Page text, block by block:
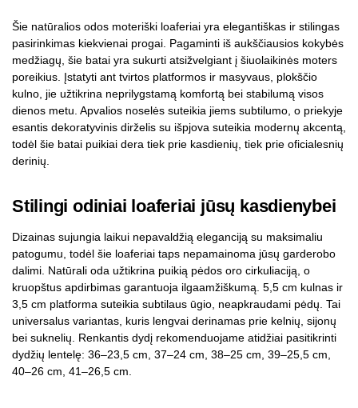
Šie natūralios odos moteriški loaferiai yra elegantiškas ir stilingas
pasirinkimas kiekvienai progai. Pagaminti iš aukščiausios kokybės
medžiagų, šie batai yra sukurti atsižvelgiant į šiuolaikinės moters
poreikius. Įstatyti ant tvirtos platformos ir masyvaus, plokščio
kulno, jie užtikrina neprilygstamą komfortą bei stabilumą visos
dienos metu. Apvalios noselės suteikia jiems subtilumo, o priekyje
esantis dekoratyvinis dirželis su išpjova suteikia modernų akcentą,
todėl šie batai puikiai dera tiek prie kasdienių, tiek prie oficialesnių
derinių.
Stilingi odiniai loaferiai jūsų kasdienybei
Dizainas sujungia laikui nepavaldžią eleganciją su maksimaliu
patogumu, todėl šie loaferiai taps nepamainoma jūsų garderobo
dalimi. Natūrali oda užtikrina puikią pėdos oro cirkuliaciją, o
kruopštus apdirbimas garantuoja ilgaamžiškumą. 5,5 cm kulnas ir
3,5 cm platforma suteikia subtilaus ūgio, neapkraudami pėdų. Tai
universalus variantas, kuris lengvai derinamas prie kelnių, sijonų
bei suknelių. Renkantis dydį rekomenduojame atidžiai pasitikrinti
dydžių lentelę: 36–23,5 cm, 37–24 cm, 38–25 cm, 39–25,5 cm,
40–26 cm, 41–26,5 cm.